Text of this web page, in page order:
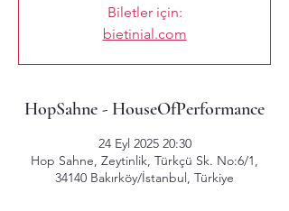
Biletler için:
bietinial.com
HopSahne - HouseOfPerformance
24 Eyl 2025 20:30
Hop Sahne, Zeytinlik, Türkçü Sk. No:6/1,
34140 Bakırköy/İstanbul, Türkiye